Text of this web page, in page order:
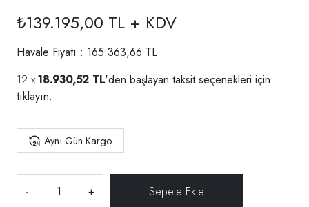
₺139.195,00 TL + KDV
Havale Fiyatı : 165.363,66 TL
18.930,52 TL'den başlayan taksit seçenekleri için
tıklayın.
Aynı Gün Kargo
- +